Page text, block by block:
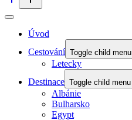
Úvod
Cestování Toggle child menu
Letecky
Destinace Toggle child menu
Albánie
Bulharsko
Egypt